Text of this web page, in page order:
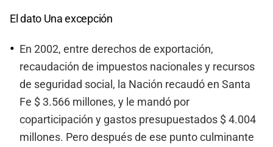
El dato Una excepción
En 2002, entre derechos de exportación,
recaudación de impuestos nacionales y recursos
de seguridad social, la Nación recaudó en Santa
Fe $ 3.566 millones, y le mandó por
coparticipación y gastos presupuestados $ 4.004
millones. Pero después de ese punto culminante